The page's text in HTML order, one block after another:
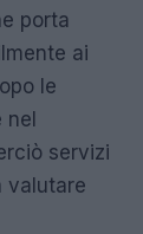
porta
ai
le
servizi
valutare